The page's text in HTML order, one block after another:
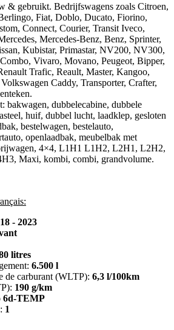
& gebruikt. Bedrijfswagens zoals Citroen,
Fiat, Doblo, Ducato, Fiorino,
Connect, Courier, Transit Iveco,
Mercedes-Benz, Benz, Sprinter,
Kubistar, Primastar, NV200, NV300,
Vivaro, Movano, Peugeot, Bipper,
Trafic, Reault, Master, Kangoo,
Caddy, Transporter, Crafter,
bakwagen, dubbelecabine, dubbele
huif, dubbel lucht, laadklep, gesloten
bestelwagen, bestelauto,
openlaadbak, meubelbak met
4×4, L1H1 L1H2, L2H1, L2H2,
Maxi, kombi, combi, grandvolume.
- 2023
litres
6.500 l
de carburant (WLTP): 6,3 l/100km
190 g/km
6d-TEMP
1